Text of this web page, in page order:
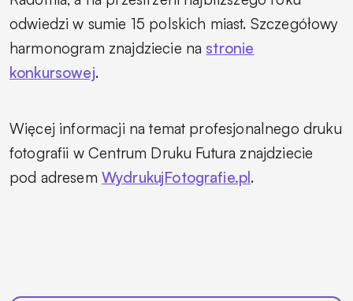
odwiedzi w sumie 15 polskich miast. Szczegółowy
harmonogram znajdziecie na stronie
konkursowej.
Więcej informacji na temat profesjonalnego druku
fotografii w Centrum Druku Futura znajdziecie
pod adresem WydrukujFotografie.pl.